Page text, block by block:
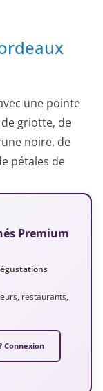
une pointe
griotte, de
noire, de
pétales de
Premium
restaurants,
Connexion